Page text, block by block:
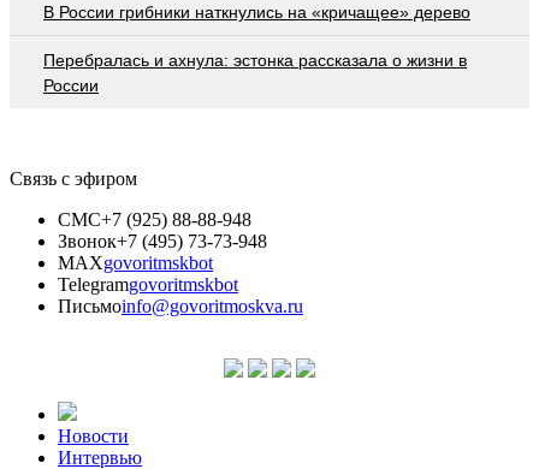
В России грибники наткнулись на «кричащее» дерево
Перебралась и ахнула: эстонка рассказала о жизни в
России
Связь с эфиром
СМС+7 (925) 88-88-948
Звонок+7 (495) 73-73-948
MAXgovoritmskbot
Telegramgovoritmskbot
Письмоinfo@govoritmoskva.ru
Новости
Интервью